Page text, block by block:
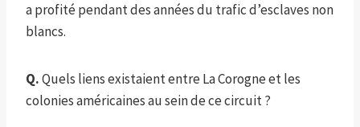
a profité pendant des années du trafic d’esclaves non
blancs.
Q.Quels liens existaient entre La Corogne et les
colonies américaines au sein de ce circuit ?